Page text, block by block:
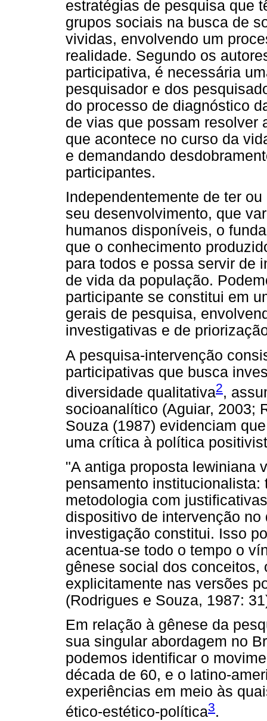
estratégias de pesquisa que
grupos sociais na busca de
vividas, envolvendo um
realidade. Segundo os
participativa, é necessária
pesquisador e dos
do processo de diagnóstico
de vias que possam resolver
que acontece no curso da
e demandando
participantes.
Independentemente de ter
seu desenvolvimento, que
humanos disponíveis, o
que o conhecimento
para todos e possa servir de
de vida da população.
participante se constitui em
gerais de pesquisa,
investigativas e de
A pesquisa-intervenção
participativas que busca
diversidade qualitativa2,
socioanalítico (Aguiar, 2003;
Souza (1987) evidenciam
uma crítica à política
"A antiga proposta lewiniana
pensamento institucionalista:
metodologia com
dispositivo de intervenção
investigação constitui. Isso
acentua-se todo o tempo o
gênese social dos
explicitamente nas versões
(Rodrigues e Souza, 1987:
Em relação à gênese da
sua singular abordagem no
podemos identificar o
década de 60, e o latino-
experiências em meio às
ético-estético-política3.